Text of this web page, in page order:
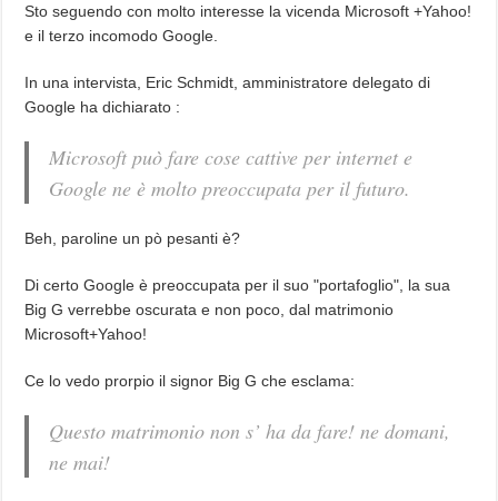
Sto seguendo con molto interesse la vicenda Microsoft +Yahoo!
e il terzo incomodo Google.
In una intervista, Eric Schmidt, amministratore delegato di
Google ha dichiarato :
Microsoft può fare cose cattive per internet e
Google ne è molto preoccupata per il futuro.
Beh, paroline un pò pesanti è?
Di certo Google è preoccupata per il suo "portafoglio", la sua
Big G verrebbe oscurata e non poco, dal matrimonio
Microsoft+Yahoo!
Ce lo vedo prorpio il signor Big G che esclama:
Questo matrimonio non s’ ha da fare! ne domani,
ne mai!